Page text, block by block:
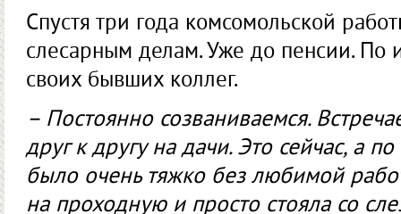
Спустя три года комсомольской
слесарным делам. Уже до пенсии. По
своих бывших коллег.
– Постоянно созваниваемся.
друг к другу на дачи. Это сейчас, а
было очень тяжко без любимой
на проходную и просто стояла со